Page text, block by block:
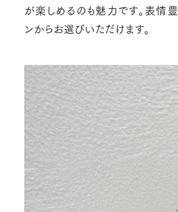
が楽しめるのも魅力です。表情
ンからお選びいただけます。